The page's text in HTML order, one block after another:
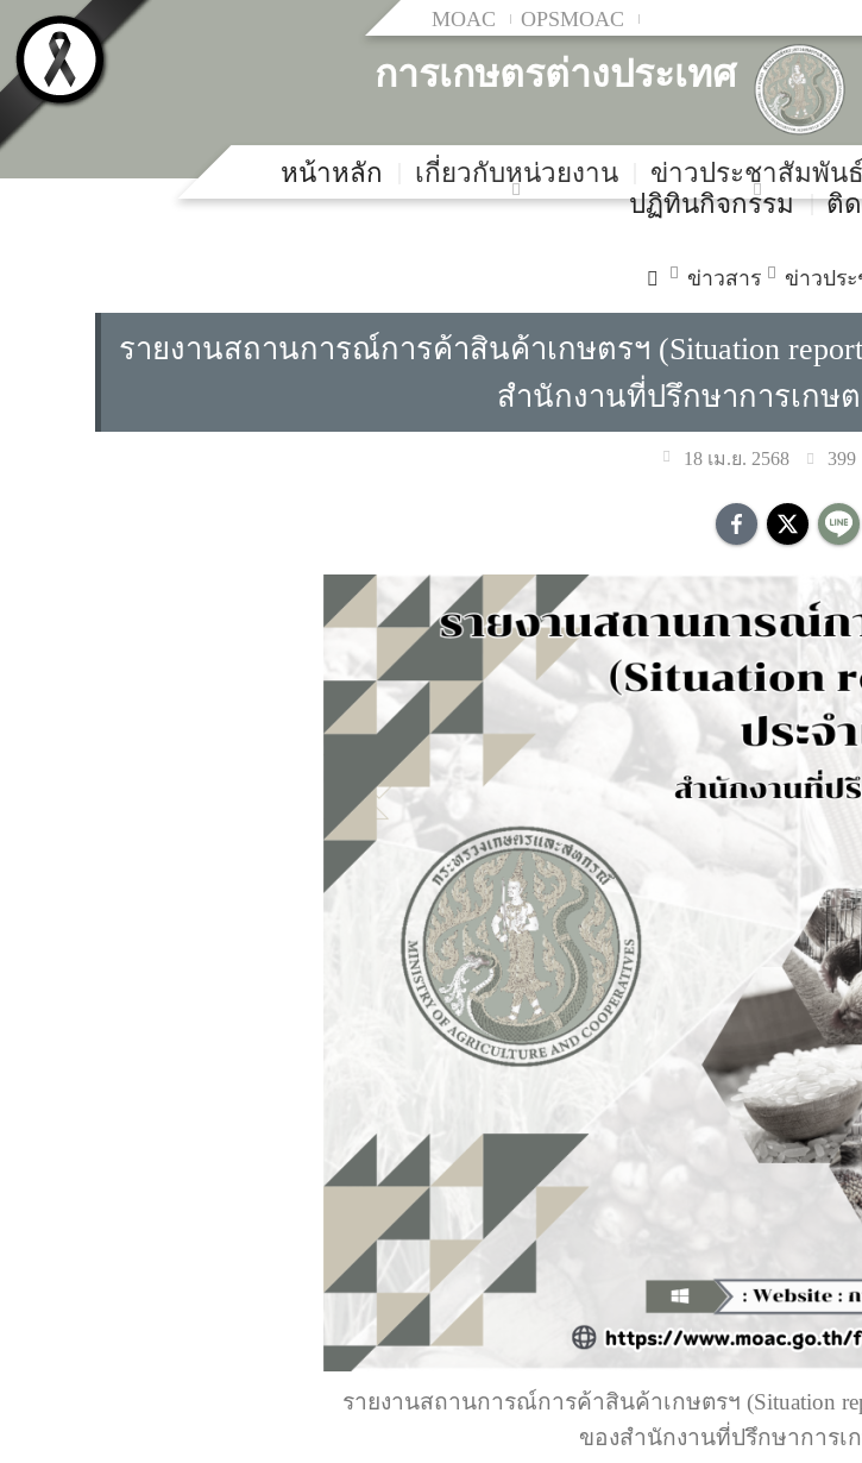
MOAC OPSMOAC
การเกษตรต่างประเทศ
หน้าหลัก เกี่ยวกับหน่วยงาน ข่าวประชาสัมพันธ์
ปฏิทินกิจกรรม
ติ
ข่าวสาร ข่าวปร
รายงานสถานการณ์การค้าสินค้าเกษตรฯ (Situation
สำนักงานที่ปรึกษาการเกษ
18 เม.ย. 2568 399
รายงานสถานการณ์การค้าสินค้าเกษตรฯ (Situation
ของสำนักงานที่ปรึกษาการเ